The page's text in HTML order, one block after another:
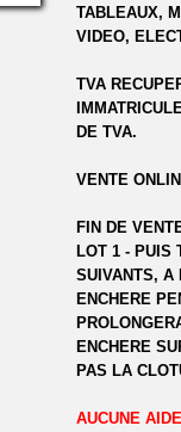
TABLEAUX,
VIDEO,
TVA
DE TVA.
VENTE
FIN DE
LOT 1 - PUIS
SUIVANTS, A
ENCHERE
ENCHERE
PAS LA
AUCUNE